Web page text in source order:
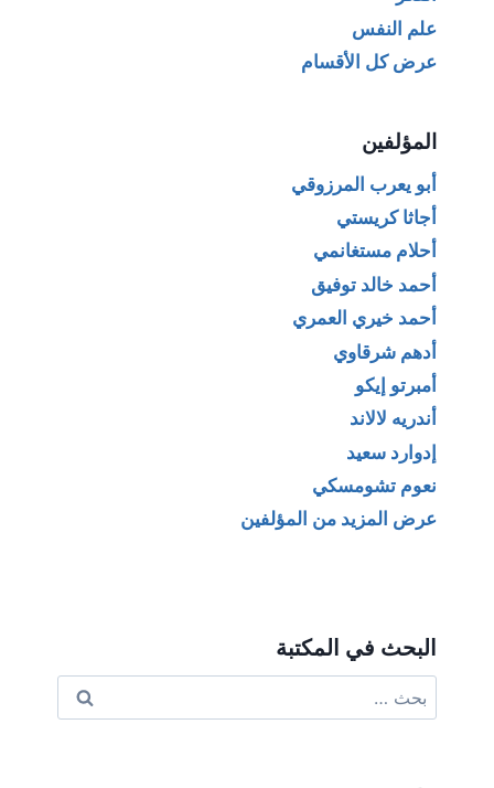
علم النفس
عرض كل الأقسام
المؤلفين
أبو يعرب المرزوقي
أجاثا كريستي
أحلام مستغانمي
أحمد خالد توفيق
أحمد خيري العمري
أدهم شرقاوي
أمبرتو إيكو
أندريه لالاند
إدوارد سعيد
نعوم تشومسكي
عرض المزيد من المؤلفين
البحث في المكتبة
عن: